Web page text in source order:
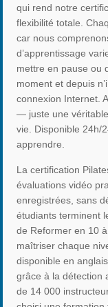
qui rend notre
flexibilité totale.
car nous
d’apprentissage
mettre en pause ou
moment et depuis
connexion Internet.
— juste une
vie. Disponible 24h/
apprendre.
La certification
évaluations vidéo
enregistrées, sans
étudiants terminent
de Reformer en 10
maîtriser chaque
disponible en
grâce à la détection
de 14 000